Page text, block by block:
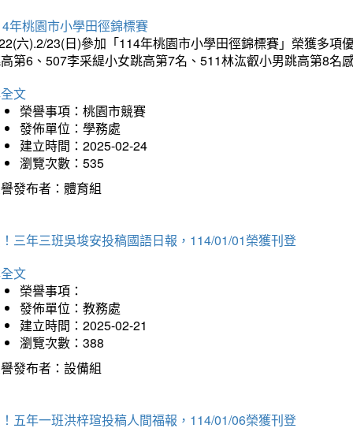
年桃園市小學田徑錦標賽
六).2/23(日)參加「114年桃園市小學田徑錦標賽」榮獲多
第6、507李采緹小女跳高第7名、511林汯叡小男跳高第8名
文
榮譽事項：桃園市競賽
發佈單位：學務處
建立時間：2025-02-24
瀏覽次數：535
發布者：體育組
三年三班吳埈安投稿國語日報，114/01/01榮獲刊登
文
榮譽事項：
發佈單位：教務處
建立時間：2025-02-21
瀏覽次數：388
發布者：設備組
五年一班洪梓瑄投稿人間福報，114/01/06榮獲刊登